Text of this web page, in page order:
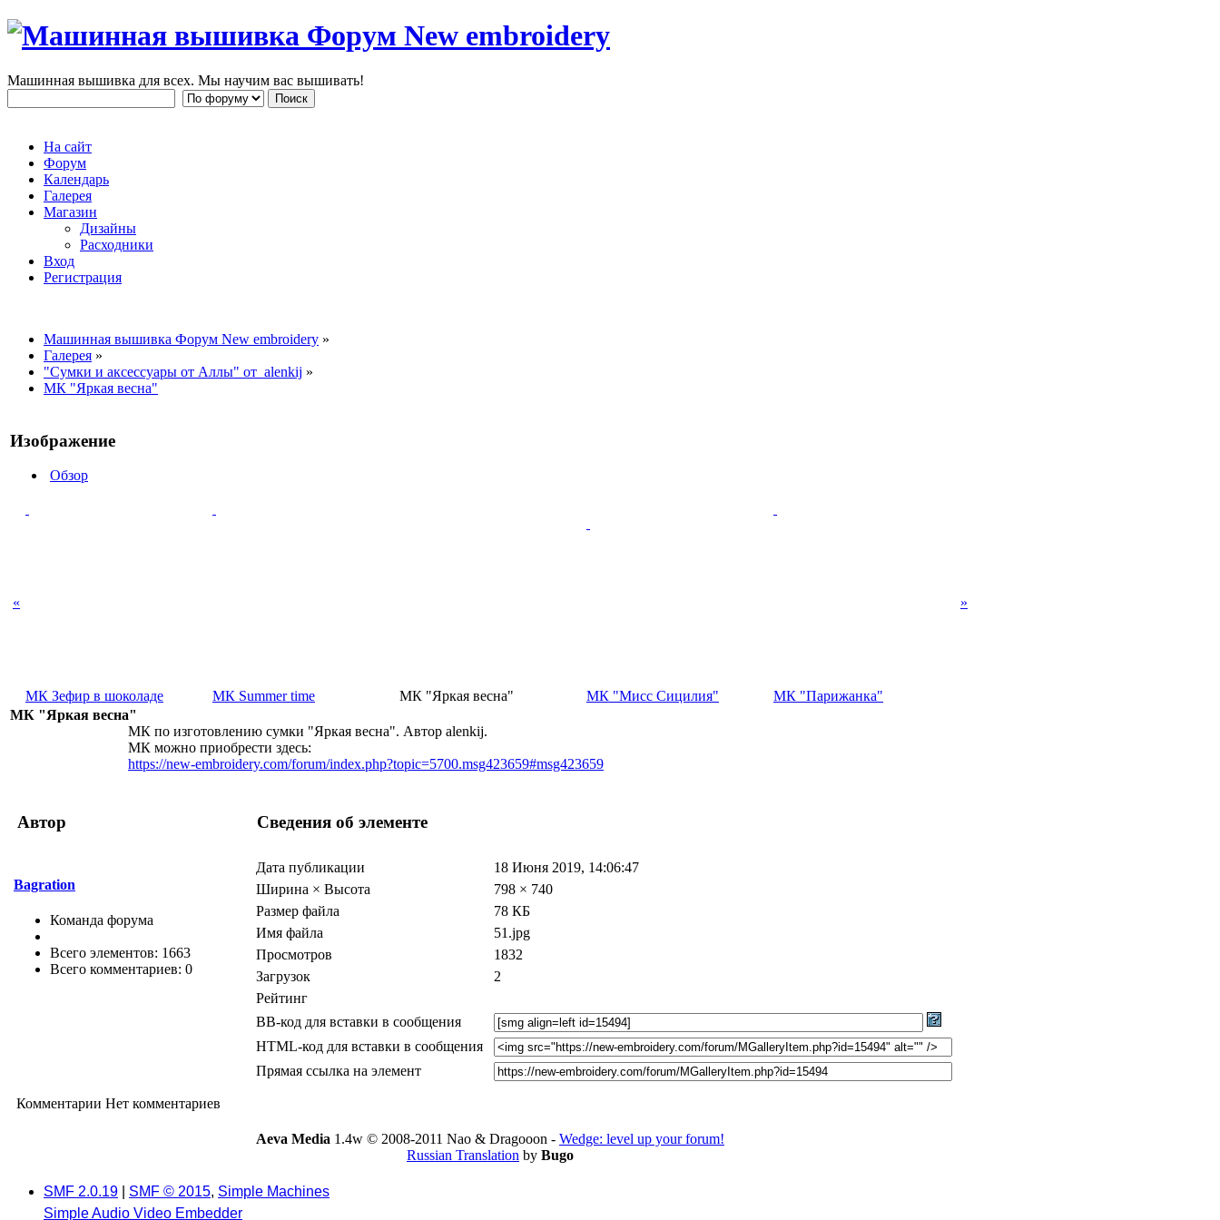
Машинная вышивка для всех. Мы научим вас вышивать!
На сайт
Форум
Календарь
Галерея
Магазин
Дизайны
Расходники
Вход
Регистрация
Машинная вышивка Форум New embroidery »
Галерея »
"Сумки и аксессуары от Аллы" от alenkij »
МК "Яркая весна"
Изображение
Обзор
« »
МК Зефир в шоколаде МК Summer time МК "Яркая весна" МК "Мисс Сицилия"
МК "Парижанка"
МК "Яркая весна"
МК по изготовлению сумки "Яркая весна". Автор alenkij.
МК можно приобрести здесь:
https://new-embroidery.com/forum/index.php?topic=5700.msg423659#msg423659
Автор Сведения об элементе
Bagration
Команда форума
Всего элементов: 1663
Всего комментариев: 0
Дата публикации
18 Июня 2019, 14:06:47
Ширина × Высота
798 × 740
Размер файла
78 КБ
Имя файла
51.jpg
Просмотров
1832
Загрузок
2
Рейтинг
BB-код для вставки в сообщения
HTML-код для вставки в сообщения
Прямая ссылка на элемент
Комментарии Нет комментариев
Aeva Media 1.4w © 2008-2011 Nao & Dragooon - Wedge: level up your forum!
Russian Translation by Bugo
SMF 2.0.19 SMF © 2015, Simple Machines
Simple Audio Video Embedder